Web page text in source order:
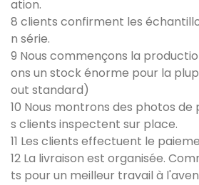
ation.
8 clients confirment les
n série.
9 Nous commençons la
ons un stock énorme pour la
out standard)
10 Nous montrons des photos
s clients inspectent sur place.
11 Les clients effectuent le
12 La livraison est organisée.
ts pour un meilleur travail à